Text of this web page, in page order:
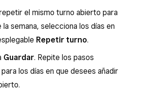
el mismo turno abierto para
semana, selecciona los días en
Repetir turno.
Guardar. Repite los pasos
los días en que desees añadir